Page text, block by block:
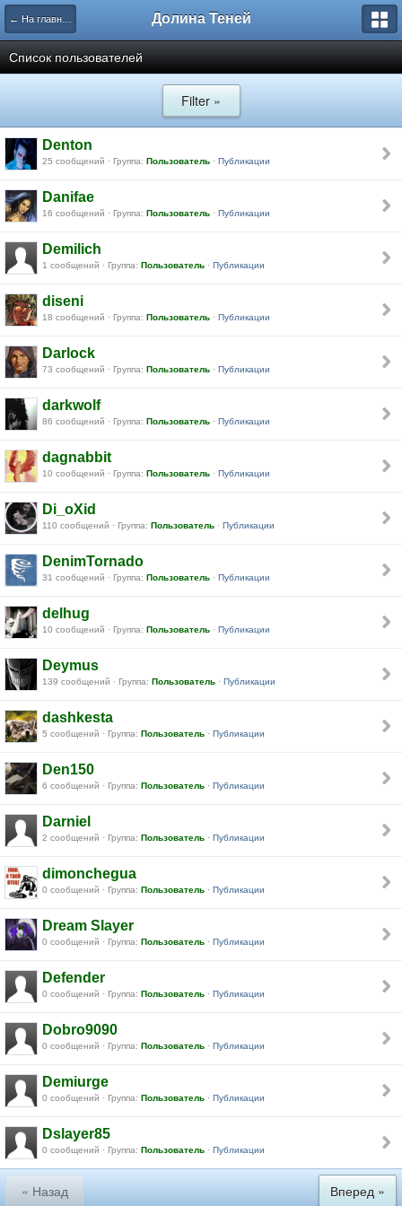
← На главную Долина Теней
Список пользователей
Filter »
Denton
25 сообщений · Группа: Пользователь · Публикации
Danifae
16 сообщений · Группа: Пользователь · Публикации
Demilich
1 сообщений · Группа: Пользователь · Публикации
diseni
18 сообщений · Группа: Пользователь · Публикации
Darlock
73 сообщений · Группа: Пользователь · Публикации
darkwolf
86 сообщений · Группа: Пользователь · Публикации
dagnabbit
10 сообщений · Группа: Пользователь · Публикации
Di_oXid
110 сообщений · Группа: Пользователь · Публикации
DenimTornado
31 сообщений · Группа: Пользователь · Публикации
delhug
10 сообщений · Группа: Пользователь · Публикации
Deymus
139 сообщений · Группа: Пользователь · Публикации
dashkesta
5 сообщений · Группа: Пользователь · Публикации
Den150
6 сообщений · Группа: Пользователь · Публикации
Darniel
2 сообщений · Группа: Пользователь · Публикации
dimonchegua
0 сообщений · Группа: Пользователь · Публикации
Dream Slayer
0 сообщений · Группа: Пользователь · Публикации
Defender
0 сообщений · Группа: Пользователь · Публикации
Dobro9090
0 сообщений · Группа: Пользователь · Публикации
Demiurge
0 сообщений · Группа: Пользователь · Публикации
Dslayer85
0 сообщений · Группа: Пользователь · Публикации
« Назад Вперед »